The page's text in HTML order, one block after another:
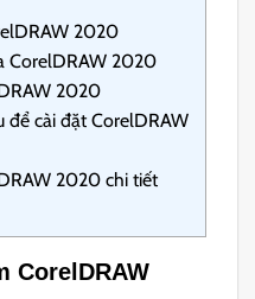
2020
CorelDRAW 2020
2020
để cài đặt CorelDRAW
2020 chi tiết
CorelDRAW